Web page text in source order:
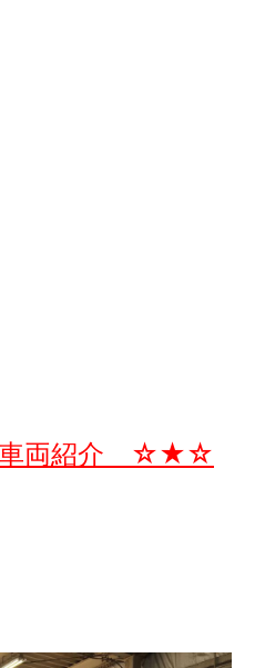
両紹介 ☆★☆